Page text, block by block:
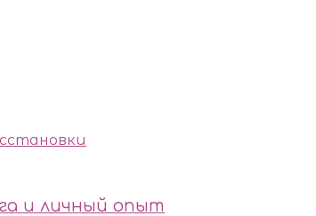
и личный опыт